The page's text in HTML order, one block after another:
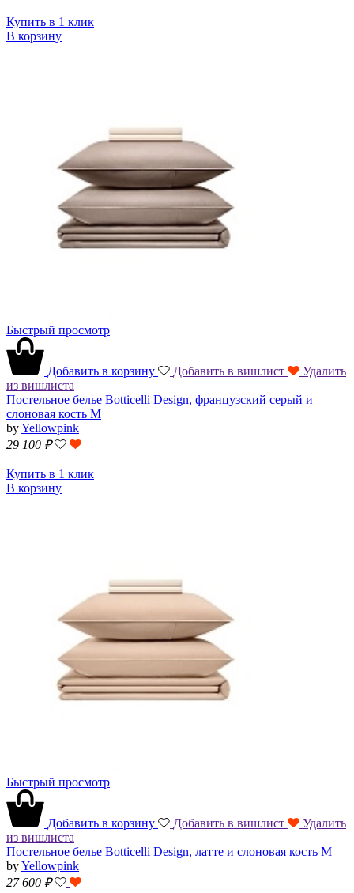
Купить в 1 клик
В корзину
Быстрый просмотр
Добавить в корзину Добавить в вишлист
Удалить
из вишлиста
Постельное белье Botticelli Design, французский серый и
слоновая кость M
byYellowpink
29 100 ₽
Купить в 1 клик
В корзину
Быстрый просмотр
Добавить в корзину Добавить в вишлист
Удалить
из вишлиста
Постельное белье Botticelli Design, латте и слоновая кость M
byYellowpink
27 600 ₽